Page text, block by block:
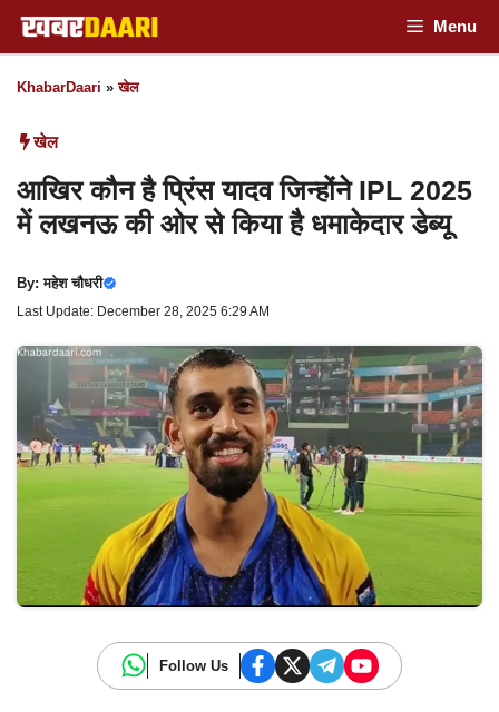
Skip
to
content
Menu
KhabarDaari »खेल
खेल
आखिर कौन है प्रिंस यादव जिन्होंने IPL 2025
में लखनऊ की ओर से किया है धमाकेदार डेब्यू
By:महेश चौधरी
Last Update: December 28, 2025 6:29 AM
Follow Us